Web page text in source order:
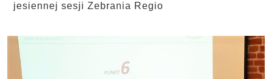
jesiennej sesji Zebrania Regio